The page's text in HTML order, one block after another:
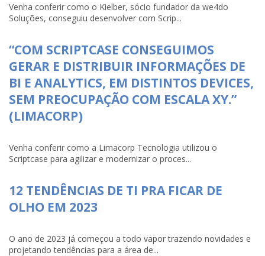
Venha conferir como o Kielber, sócio fundador da we4do
Soluções, conseguiu desenvolver com Scrip...
“COM SCRIPTCASE CONSEGUIMOS
GERAR E DISTRIBUIR INFORMAÇÕES DE
BI E ANALYTICS, EM DISTINTOS DEVICES,
SEM PREOCUPAÇÃO COM ESCALA XY.”
(LIMACORP)
Venha conferir como a Limacorp Tecnologia utilizou o
Scriptcase para agilizar e modernizar o proces...
12 TENDÊNCIAS DE TI PRA FICAR DE
OLHO EM 2023
O ano de 2023 já começou a todo vapor trazendo novidades e
projetando tendências para a área de...